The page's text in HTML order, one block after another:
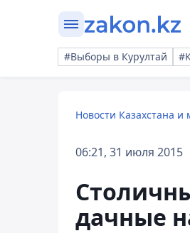
#Выборы в Курултай
Новости Казахстана и
06:21, 31 июля 2015
дачные